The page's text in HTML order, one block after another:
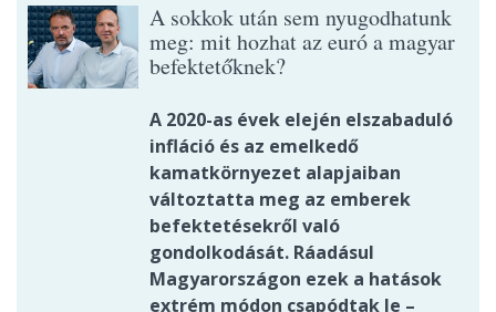
A sokkok után sem nyugodhatunk
meg: mit hozhat az euró a magyar
befektetőknek?
A 2020-as évek elején elszabaduló
infláció és az emelkedő
kamatkörnyezet alapjaiban
változtatta meg az emberek
befektetésekről való
gondolkodását. Ráadásul
Magyarországon ezek a hatások
extrém módon csapódtak le –